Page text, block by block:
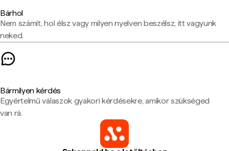
Bárhol
Nem számít, hol élsz vagy milyen nyelven beszélsz, itt vagyunk
neked.
Bármilyen kérdés
Egyértelmű válaszok gyakori kérdésekre, amikor szükséged
van rá.